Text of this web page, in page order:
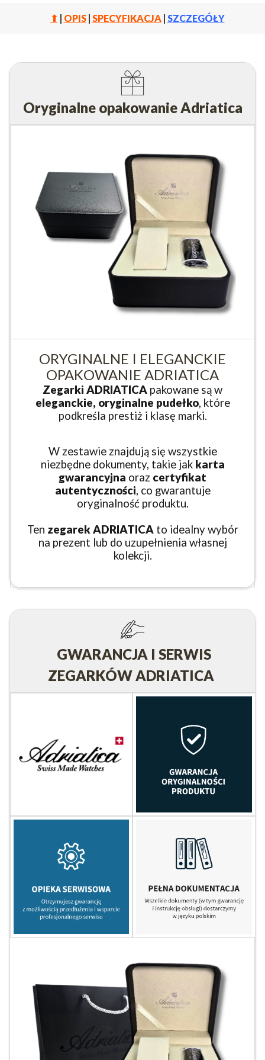
⬆ OPIS| SPECYFIKACJA| SZCZEGÓŁY
Oryginalne opakowanie Adriatica
ORYGINALNE I ELEGANCKIE
OPAKOWANIE ADRIATICA
Zegarki ADRIATICA pakowane są w
eleganckie, oryginalne pudełko, które
podkreśla prestiż i klasę marki.
W zestawie znajdują się wszystkie
niezbędne dokumenty, takie jak karta
gwarancyjna oraz certyfikat
autentyczności, co gwarantuje
oryginalność produktu.
Ten zegarek ADRIATICA to idealny wybór
na prezent lub do uzupełnienia własnej
kolekcji.
GWARANCJA I SERWIS
ZEGARKÓW ADRIATICA